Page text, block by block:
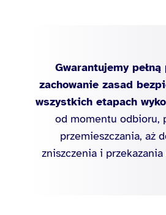
Gwarantujemy
zachowanie zasad
wszystkich etapach
od momentu odbioru,
przemieszczania, aż
zniszczenia i